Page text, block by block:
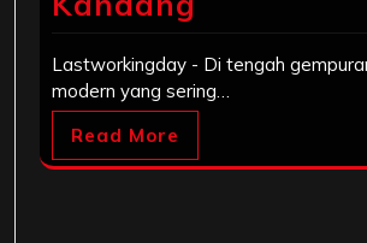
Lastworkingday - Di tengah
modern yang sering…
Read More